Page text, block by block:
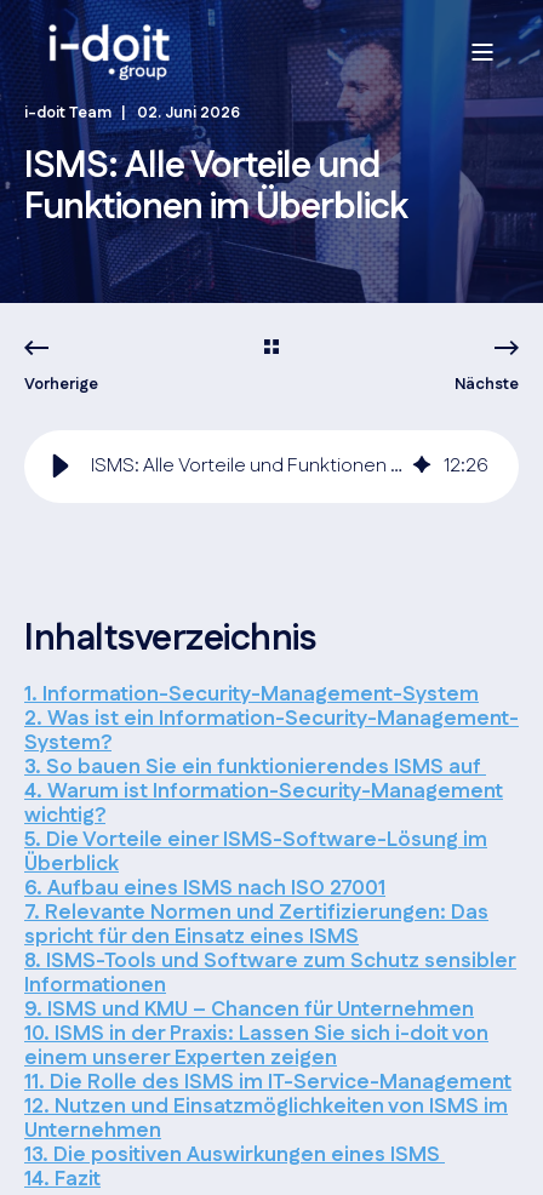
i-doit Team 02. Juni 2026
ISMS: Alle Vorteile und
Funktionen im Überblick
Vorherige Nächste
ISMS: Alle Vorteile und Funktionen im Überblick 12:26
Inhaltsverzeichnis
1. Information-Security-Management-System
2. Was ist ein Information-Security-Management-
System?
3. So bauen Sie ein funktionierendes ISMS auf
4. Warum ist Information-Security-Management
wichtig?
5. Die Vorteile einer ISMS-Software-Lösung im
Überblick
6. Aufbau eines ISMS nach ISO 27001
7. Relevante Normen und Zertifizierungen: Das
spricht für den Einsatz eines ISMS
8. ISMS-Tools und Software zum Schutz sensibler
Informationen
9. ISMS und KMU – Chancen für Unternehmen
10. ISMS in der Praxis: Lassen Sie sich i-doit von
einem unserer Experten zeigen
11. Die Rolle des ISMS im IT-Service-Management
12. Nutzen und Einsatzmöglichkeiten von ISMS im
Unternehmen
13. Die positiven Auswirkungen eines ISMS
14. Fazit